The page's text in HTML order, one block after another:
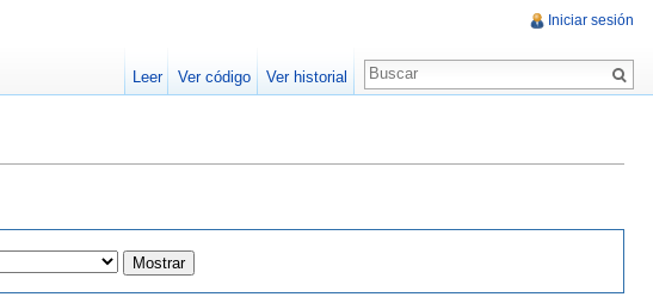
Iniciar sesión
Leer Ver código Ver historial